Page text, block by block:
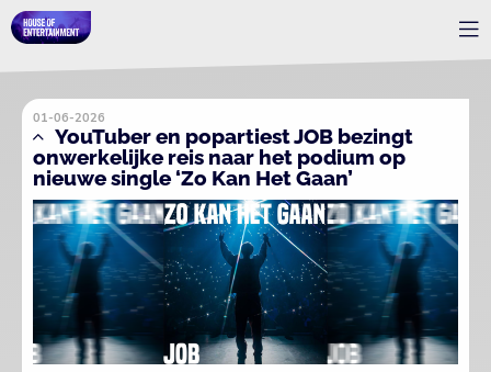
01-06-2026
YouTuber en popartiest JOB bezingt
onwerkelijke reis naar het podium op
nieuwe single ‘Zo Kan Het Gaan’